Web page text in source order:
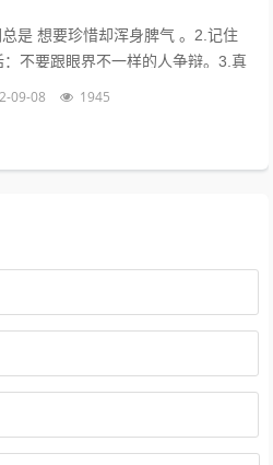
是 想要珍惜却浑身脾气 。2.记住
：不要跟眼界不一样的人争辩。3.真
时刻替别人着想，不是每个人都能把
09-08 1945